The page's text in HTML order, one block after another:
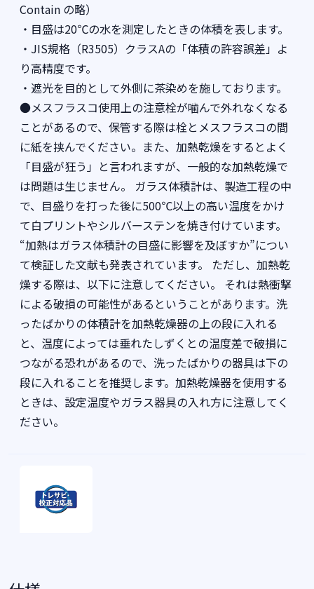
Contain の略）
・目盛は20℃の水を測定したときの体積を表します。
・JIS規格（R3505）クラスAの「体積の許容誤差」よ
り高精度です。
・遮光を目的として外側に茶染めを施しております。
●メスフラスコ使用上の注意栓が噛んで外れなくなる
ことがあるので、保管する際は栓とメスフラスコの間
に紙を挟んでください。また、加熱乾燥をするとよく
「目盛が狂う」と言われますが、一般的な加熱乾燥で
は問題は生じません。 ガラス体積計は、製造工程の中
で、目盛りを打った後に500℃以上の高い温度をかけ
て白プリントやシルバーステンを焼き付けています。
“加熱はガラス体積計の目盛に影響を及ぼすか”につい
て検証した文献も発表されています。 ただし、加熱乾
燥する際は、以下に注意してください。 それは熱衝撃
による破損の可能性があるということがあります。洗
ったばかりの体積計を加熱乾燥器の上の段に入れる
と、温度によっては垂れたしずくとの温度差で破損に
つながる恐れがあるので、洗ったばかりの器具は下の
段に入れることを推奨します。加熱乾燥器を使用する
ときは、設定温度やガラス器具の入れ方に注意してく
ださい。